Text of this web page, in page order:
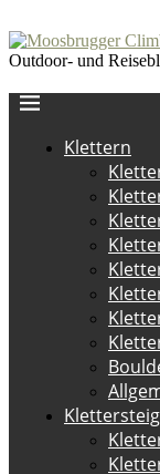
Outdoor- und
Klettern
Klettersteig